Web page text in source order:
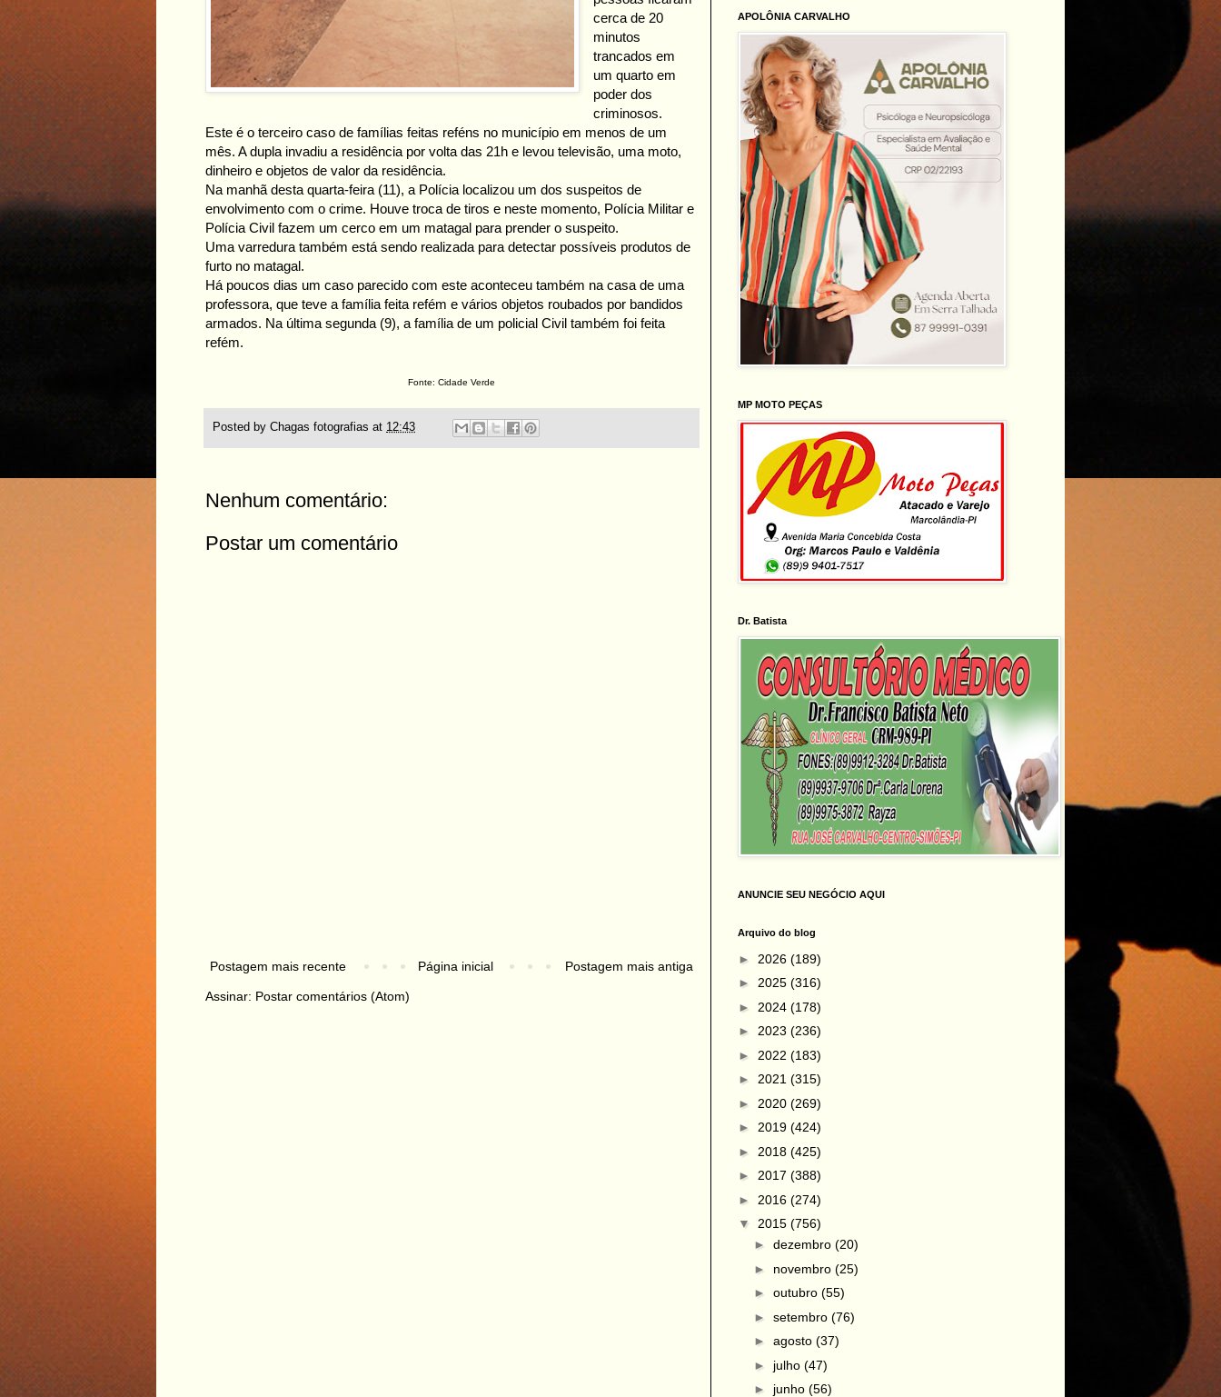
cerca de 20
minutos
trancados em
um quarto em
poder dos
criminosos.
Este é o terceiro caso de famílias feitas reféns no município em menos de um
mês. A dupla invadiu a residência por volta das 21h e levou televisão, uma moto,
dinheiro e objetos de valor da residência.
Na manhã desta quarta-feira (11), a Polícia localizou um dos suspeitos de
envolvimento com o crime. Houve troca de tiros e neste momento, Polícia Militar e
Polícia Civil fazem um cerco em um matagal para prender o suspeito.
Uma varredura também está sendo realizada para detectar possíveis produtos de
furto no matagal.
Há poucos dias um caso parecido com este aconteceu também na casa de uma
professora, que teve a família feita refém e vários objetos roubados por bandidos
armados. Na última segunda (9), a família de um policial Civil também foi feita
refém.
Fonte: Cidade Verde
Posted by Chagas fotografias at 12:43
Nenhum comentário:
Postar um comentário
Postagem mais recente Postagem mais antiga
Página inicial
Assinar: Postar comentários (Atom)
APOLÔNIA CARVALHO
MP MOTO PEÇAS
Dr. Batista
ANUNCIE SEU NEGÓCIO AQUI
Arquivo do blog
► 2026 (189)
► 2025 (316)
► 2024 (178)
► 2023 (236)
► 2022 (183)
► 2021 (315)
► 2020 (269)
► 2019 (424)
► 2018 (425)
► 2017 (388)
► 2016 (274)
▼ 2015 (756)
► dezembro (20)
► novembro (25)
► outubro (55)
► setembro (76)
► agosto (37)
► julho (47)
► junho (56)